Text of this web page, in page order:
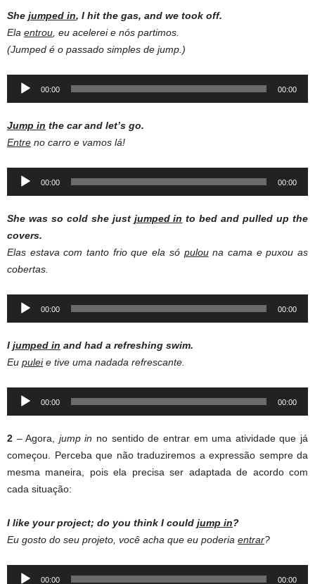
She jumped in, I hit the gas, and we took off.
Ela entrou , eu acelerei e nós partimos.
(Jumped é o passado simples de jump.)
Audio
00:00 00:00
Jump in the car and let’s go.
Entre no carro e vamos lá!
Audio
00:00 00:00
She was so cold she just jumped in to bed and pulled up the
covers.
Elas estava com tanto frio que ela só pulouna cama e puxou as
cobertas.
Audio
00:00 00:00
I jumped in and had a refreshing swim.
Eu puleie tive uma nadada refrescante.
Audio
00:00 00:00
2 – Agora, jump in no sentido de entrar em uma atividade que já
começou. Perceba que não traduziremos a expressão sempre da
mesma maneira, pois ela precisa ser adaptada de acordo com
cada situação:
I like your project; do you think I could jump in?
Eu gosto do seu projeto, você acha que eu poderia entrar?
Audio
00:00 00:00